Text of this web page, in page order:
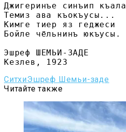
Джигеринъе синъип къала
Темиз ава къокъусы...
Кимге тиер яз геджеси
Бойле чёльнинъ юкъусы.
Эшреф ШЕМЬИ-ЗАДЕ
Кезлев, 1923
СитхиЭшреф Шемьи-заде
Читайте также